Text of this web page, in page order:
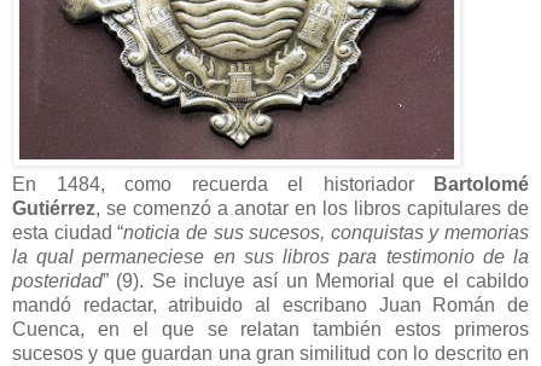
En 1484, como recuerda el historiador
Bartolomé
Gutiérrez, se comenzó a anotar en los libros capitulares de
esta ciudad “noticia de sus sucesos, conquistas y memorias
la qual permaneciese en sus libros para testimonio de la
posteridad” (9). Se incluye así un Memorial que el cabildo
mandó redactar, atribuido al escribano Juan Román de
Cuenca, en el que se relatan también estos primeros
sucesos y que guardan una gran similitud con lo descrito en